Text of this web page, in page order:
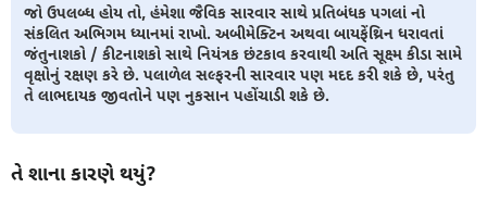
જો ઉપલબ્ધ હોય તો, હંમેશા જૈવિક સારવાર સાથે પ્રતિબંધક પગલાં નો
સંકલિત અભિગમ ધ્યાનમાં રાખો. અબીમેક્ટિન અથવા બાયફેંથ્રિન ધરાવતાં
જંતુનાશકો / કીટનાશકો સાથે નિયંત્રક છંટકાવ કરવાથી અતિ સૂક્ષ્મ કીડા સામે
વૃક્ષોનું રક્ષણ કરે છે. પલાળેલ સલ્ફરની સારવાર પણ મદદ કરી શકે છે, પરંતુ
તે લાભદાયક જીવતોને પણ નુકસાન પહોંચાડી શકે છે.
તે શાના કારણે થયું?